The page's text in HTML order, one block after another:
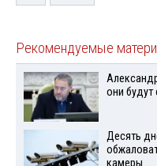
Рекомендуемые
они будут
Десять
камеры